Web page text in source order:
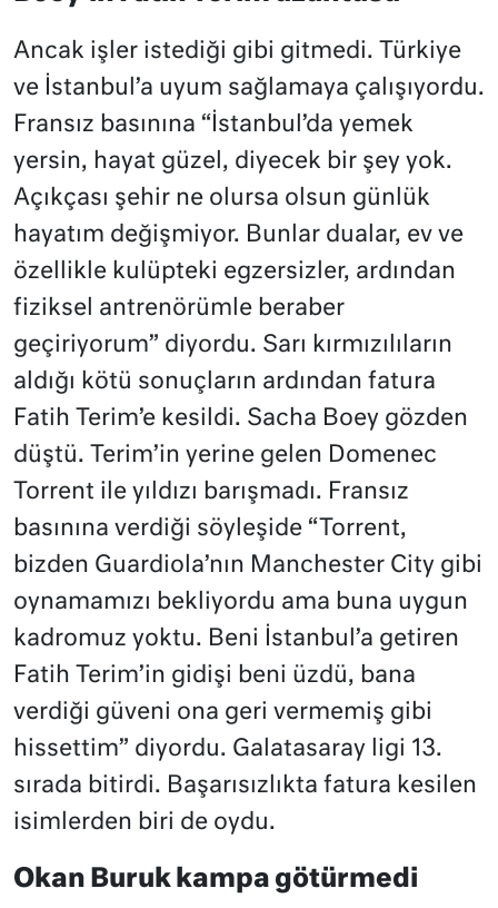
Ancak işler istediği gibi gitmedi. Türkiye
ve İstanbul’a uyum sağlamaya çalışıyordu.
Fransız basınına “İstanbul’da yemek
yersin, hayat güzel, diyecek bir şey yok.
Açıkçası şehir ne olursa olsun günlük
hayatım değişmiyor. Bunlar dualar, ev ve
özellikle kulüpteki egzersizler, ardından
fiziksel antrenörümle beraber
geçiriyorum” diyordu. Sarı kırmızılıların
aldığı kötü sonuçların ardından fatura
Fatih Terim’e kesildi. Sacha Boey gözden
düştü. Terim’in yerine gelen Domenec
Torrent ile yıldızı barışmadı. Fransız
basınına verdiği söyleşide “Torrent,
bizden Guardiola’nın Manchester City gibi
oynamamızı bekliyordu ama buna uygun
kadromuz yoktu. Beni İstanbul’a getiren
Fatih Terim’in gidişi beni üzdü, bana
verdiği güveni ona geri vermemiş gibi
hissettim” diyordu. Galatasaray ligi 13.
sırada bitirdi. Başarısızlıkta fatura kesilen
isimlerden biri de oydu.
Okan Buruk kampa götürmedi